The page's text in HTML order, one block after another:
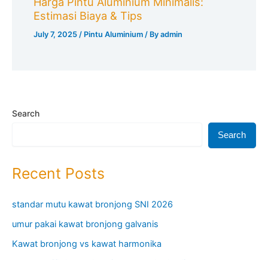
Estimasi Biaya & Tips
July 7, 2025 / Pintu Aluminium / Byadmin
Search
Search
Recent Posts
standar mutu kawat bronjong SNI 2026
umur pakai kawat bronjong galvanis
Kawat bronjong vs kawat harmonika